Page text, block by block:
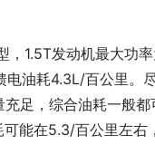
1.5T发动机最大功
油耗4.3L/百公里。
足，综合油耗一般
能在5.3/百公里左